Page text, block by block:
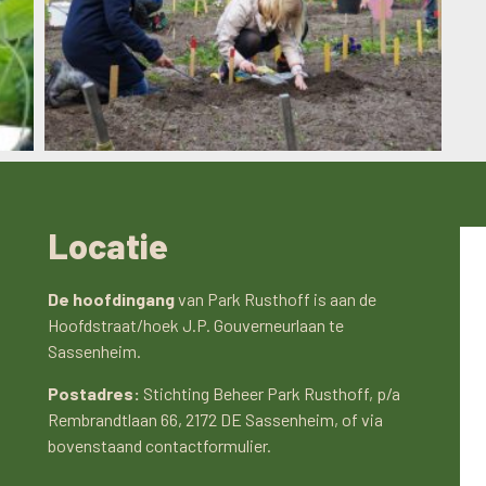
Locatie
De hoofdingangvan Park Rusthoff is aan de
Hoofdstraat/hoek J.P. Gouverneurlaan te
Sassenheim.
Postadres: Stichting Beheer Park Rusthoff, p/a
Rembrandtlaan 66, 2172 DE Sassenheim, of via
bovenstaand contactformulier.